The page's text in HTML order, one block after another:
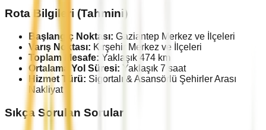
Rota Bilgileri (Tahmini)
Başlangıç Noktası: Gaziantep Merkez ve İlçeleri
Varış Noktası: Kırşehir
Merkez ve İlçeleri
Toplam Mesafe: Yaklaşık 474 km
Ortalama Yol Süresi: Yaklaşık 7 saat
Hizmet Türü: Sigortalı & Asansörlü Şehirler Arası
Nakliyat
Sıkça Sorulan Sorular